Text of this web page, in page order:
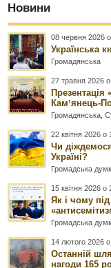
Новини
08 червня 2026
Українська
Громадянська
27 травня 2026
Презентація
Камʼянець-
Громадянська ,
22 квітня 2026 о
Чи
Україні?
Громадська
15 квітня 2026 о
Як і чому
Громадська
14 лютого 2026
Останній
нагоди 165